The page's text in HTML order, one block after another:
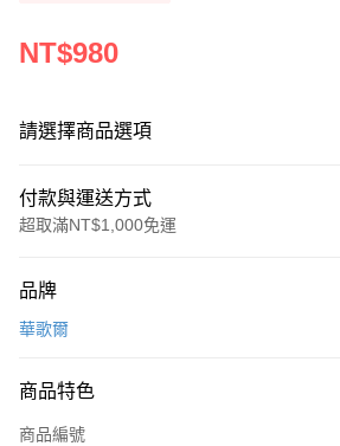
NT$980
請選擇商品選項
付款與運送方式
超取滿NT$1,000免運
信用卡一次付款
LINE Pay
街口支付
品牌
華歌爾
商品特色
商品編號